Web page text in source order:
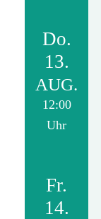
Do.
13.
AUG.
12:00
Uhr
Fr.
14.